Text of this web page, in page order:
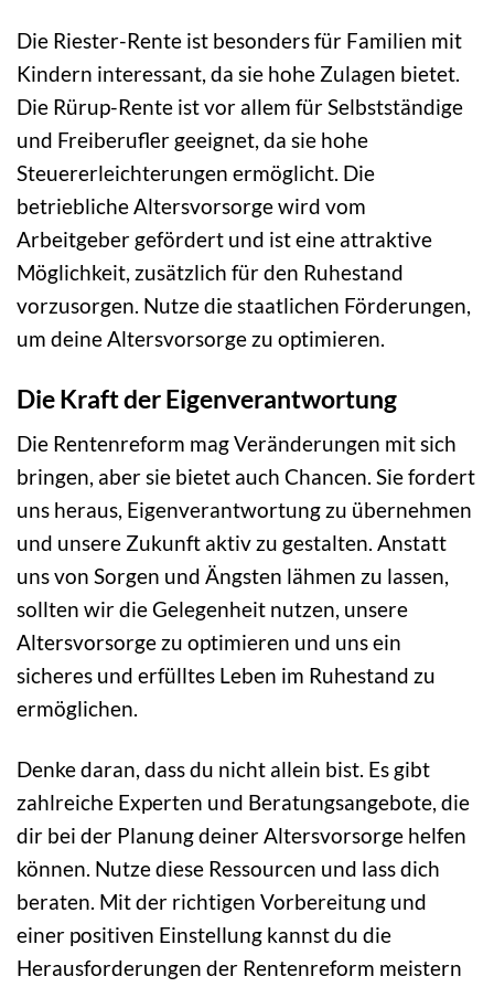
Die Riester-Rente ist besonders für Familien mit
Kindern interessant, da sie hohe Zulagen bietet.
Die Rürup-Rente ist vor allem für Selbstständige
und Freiberufler geeignet, da sie hohe
Steuererleichterungen ermöglicht. Die
betriebliche Altersvorsorge wird vom
Arbeitgeber gefördert und ist eine attraktive
Möglichkeit, zusätzlich für den Ruhestand
vorzusorgen. Nutze die staatlichen Förderungen,
um deine Altersvorsorge zu optimieren.
Die Kraft der Eigenverantwortung
Die Rentenreform mag Veränderungen mit sich
bringen, aber sie bietet auch Chancen. Sie fordert
uns heraus, Eigenverantwortung zu übernehmen
und unsere Zukunft aktiv zu gestalten. Anstatt
uns von Sorgen und Ängsten lähmen zu lassen,
sollten wir die Gelegenheit nutzen, unsere
Altersvorsorge zu optimieren und uns ein
sicheres und erfülltes Leben im Ruhestand zu
ermöglichen.
Denke daran, dass du nicht allein bist. Es gibt
zahlreiche Experten und Beratungsangebote, die
dir bei der Planung deiner Altersvorsorge helfen
können. Nutze diese Ressourcen und lass dich
beraten. Mit der richtigen Vorbereitung und
einer positiven Einstellung kannst du die
Herausforderungen der Rentenreform meistern